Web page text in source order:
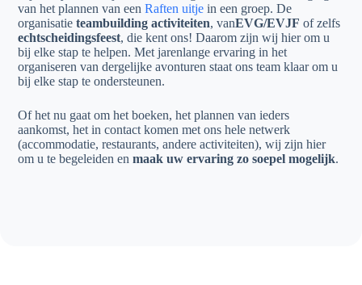
van het plannen van eenRaften uitjein een groep. De
organisatieteambuilding activiteiten, vanEVG/EVJF of zelfs
echtscheidingsfeest, die kent ons! Daarom zijn wij hier om u
bij elke stap te helpen. Met jarenlange ervaring in het
organiseren van dergelijke avonturen staat ons team klaar om u
bij elke stap te ondersteunen.
Of het nu gaat om het boeken, het plannen van ieders
aankomst, het in contact komen met ons hele netwerk
(accommodatie, restaurants, andere activiteiten), wij zijn hier
om u te begeleiden en maak uw ervaring zo soepel mogelijk.